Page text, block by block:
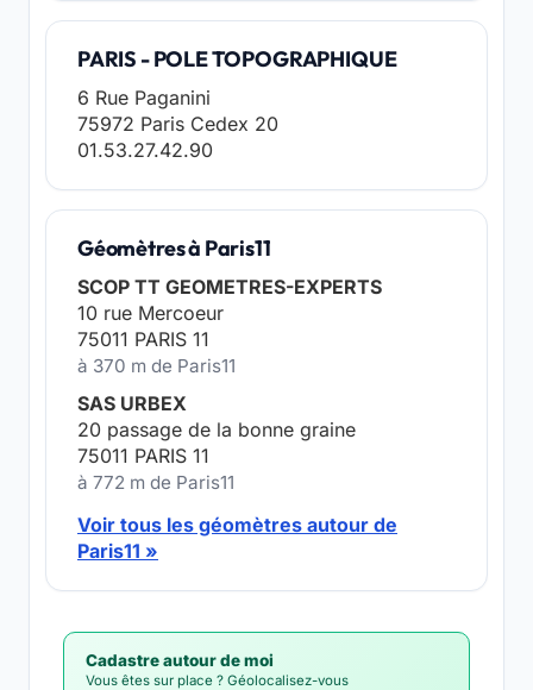
PARIS - POLE TOPOGRAPHIQUE
6 Rue Paganini
75972 Paris Cedex 20
01.53.27.42.90
Géomètres à Paris11
SCOP TT GEOMETRES-EXPERTS
10 rue Mercoeur
75011 PARIS 11
à 370 m de Paris11
SAS URBEX
20 passage de la bonne graine
75011 PARIS 11
à 772 m de Paris11
Voir tous les géomètres autour de
Paris11 »
Cadastre autour de moi
Vous êtes sur place ? Géolocalisez-vous